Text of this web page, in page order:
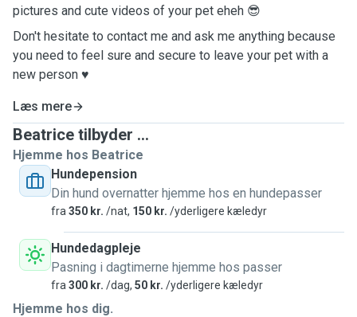
pictures and cute videos of your pet eheh 😎
Don't hesitate to contact me and ask me anything because
you need to feel sure and secure to leave your pet with a
new person ♥️
Læs mere
Beatrice tilbyder ...
Hjemme hos Beatrice
Hundepension
Din hund overnatter hjemme hos en hundepasser
fra 350 kr. /nat, 150 kr. /yderligere kæledyr
Hundedagpleje
Pasning i dagtimerne hjemme hos passer
fra 300 kr. /dag, 50 kr. /yderligere kæledyr
Hjemme hos dig.